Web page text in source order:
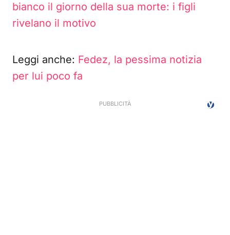
bianco il giorno della sua morte: i figli
rivelano il motivo
Leggi anche: Fedez, la pessima notizia
per lui poco fa